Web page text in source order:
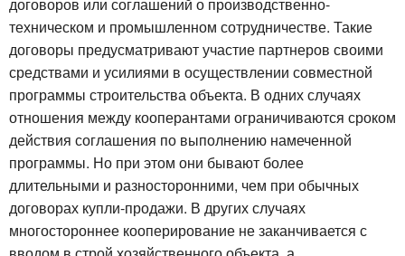
техническом и промышленном сотрудничестве. Такие
договоры предусматривают участие партнеров своими
средствами и усилиями в осуществлении совместной
программы строительства объекта. В одних случаях
отношения между кооперантами ограничиваются сроком
действия соглашения по выполнению намеченной
программы. Но при этом они бывают более
длительными и разносторонними, чем при обычных
договорах купли-продажи. В других случаях
многостороннее кооперирование не заканчивается с